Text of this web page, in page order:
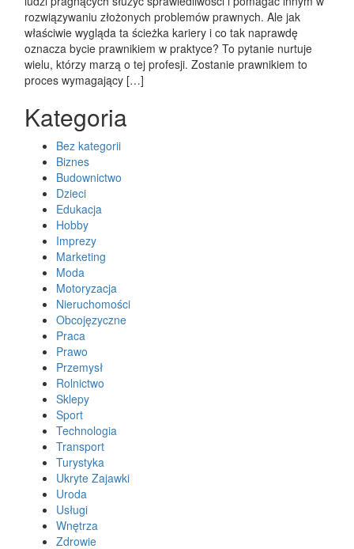
rozwiązywaniu złożonych problemów prawnych. Ale jak
właściwie wygląda ta ścieżka kariery i co tak naprawdę
oznacza bycie prawnikiem w praktyce? To pytanie nurtuje
wielu, którzy marzą o tej profesji. Zostanie prawnikiem to
proces wymagający […]
Kategoria
Bez kategorii
Biznes
Budownictwo
Dzieci
Edukacja
Hobby
Imprezy
Marketing
Moda
Motoryzacja
Nieruchomości
Obcojęzyczne
Praca
Prawo
Przemysł
Rolnictwo
Sklepy
Sport
Technologia
Transport
Turystyka
Ukryte Zajawki
Uroda
Usługi
Wnętrza
Zdrowie